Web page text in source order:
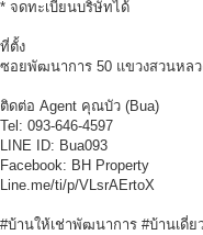
* จดทะเบียนบริษัทได้
ที่ตั้ง
ซอยพัฒนาการ 50 แขวงสวนหล
ติดต่อ Agent คุณบัว (Bua)
Tel: 093-646-4597
LINE ID: Bua093
Facebook: BH Property
Line.me/ti/p/VLsrAErtoX
#บ้านให้เช่าพัฒนาการ #บ้านเดี่